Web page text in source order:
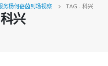
务杨何蓓茵到场视察 TAG - 科兴
兴